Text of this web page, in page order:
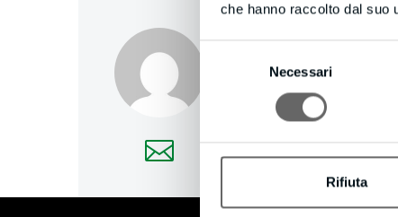
che hanno raccolto dal suo
Selezione
consenso
Necessari
Rifiuta
creativecompany/